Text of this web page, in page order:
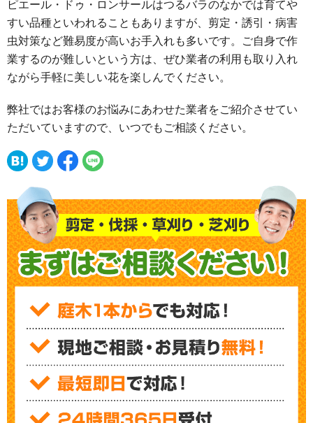
ピエール・ドゥ・ロンサールはつるバラのなかでは育てや
すい品種といわれることもありますが、剪定・誘引・病害
虫対策など難易度が高いお手入れも多いです。ご自身で作
業するのが難しいという方は、ぜひ業者の利用も取り入れ
ながら手軽に美しい花を楽しんでください。
弊社ではお客様のお悩みにあわせた業者をご紹介させてい
ただいていますので、いつでもご相談ください。